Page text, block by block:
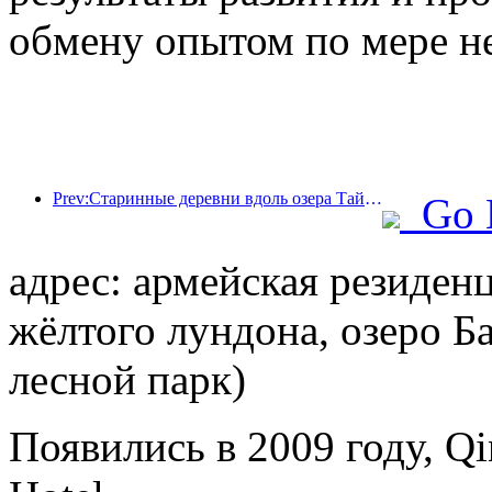
обмену опытом по мере
Prev:Старинные деревни вдоль озера Тайху в Хучжоу провинции Чжэцзян начали реконструкцию и модернизацию, в которые было инвестировано около 1 млрд юаней.
Go
адрес: армейская
жёлтого лундона, озеро
лесной парк)
Появились в 2009 году,